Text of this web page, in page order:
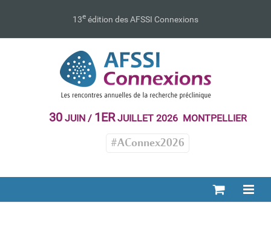
13e édition des AFSSI Connexions
30JUIN / 1ERJUILLET 2026 MONTPELLIER
#AConnex2026